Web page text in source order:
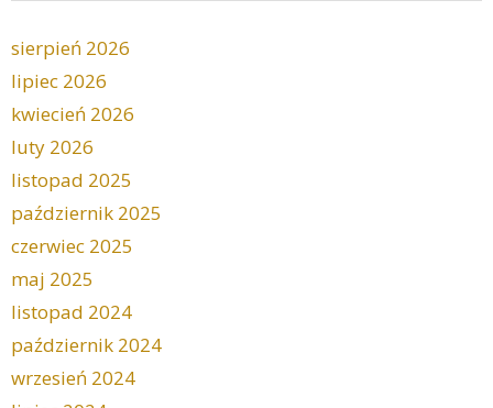
sierpień 2026
lipiec 2026
kwiecień 2026
luty 2026
listopad 2025
październik 2025
czerwiec 2025
maj 2025
listopad 2024
październik 2024
wrzesień 2024